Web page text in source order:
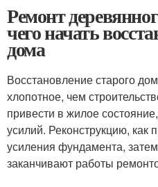
Ремонт
чего начать
дома
Восстановление старого
хлопотное, чем
привести в жилое
усилий. Реконструкцию, как
усиления фундамента,
заканчивают работы